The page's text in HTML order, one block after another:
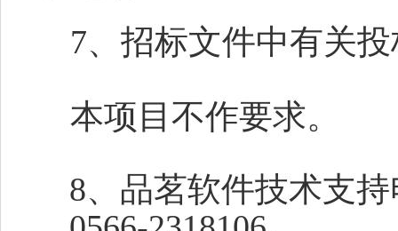
7、招标文件中有关
本项目不作要求。
8、品茗软件技术支持